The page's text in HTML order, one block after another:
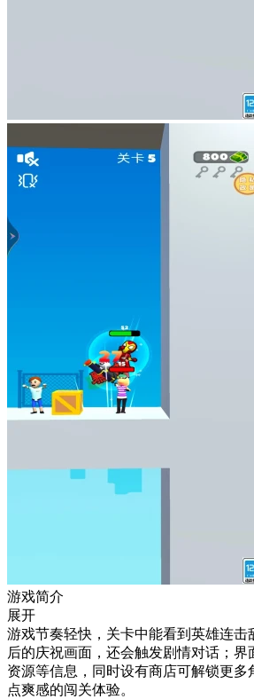
游戏简介
展开
游戏节奏轻快，关卡中能看到英雄连击
后的庆祝画面，还会触发剧情对话；界
资源等信息，同时设有商店可解锁更多
点爽感的闯关体验。